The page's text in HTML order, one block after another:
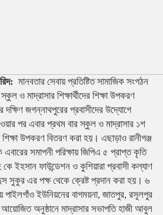
মানবতার সেবায় প্রতিষ্টিত সামাজিক সংগঠন
ও মাদ্রাসার শিক্ষার্থীদের শিক্ষা উপকরণ
জগন্নাথপুরের প্রবাসীদের উদ্যোগে
পর এবার প্রথম বার স্কুল ও মাদ্রাসার ১শ
উপকরণ বিতরণ করা হয়। এছাড়াও রানীগঞ্জ
সমাপনী পরিক্ষায় জিপিএ ৫ প্রাপ্ত কৃতি
ইহসান ফাউন্ডেশন ও কুশিয়ারা প্রবাসী কল্যাণ
সুকুর এর পক্ষ থেকে ক্রেষ্ট প্রদান করা হয়। ৬
পাইলগাঁও ইউনিয়নের বাগময়না, জাতপুর, রসূলপুর
আয়োজিত অনুষ্ঠানে মাদ্রাসার সভাপতি হাজী আবুল